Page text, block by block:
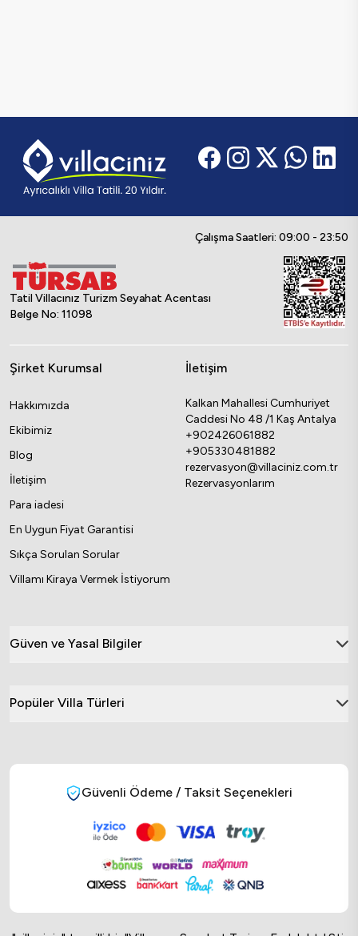
Çalışma Saatleri: 09:00 - 23:50
Tatil Villacınız Turizm Seyahat Acentası
Belge No: 11098
Şirket Kurumsal
Hakkımızda
Ekibimiz
Blog
İletişim
Para iadesi
En Uygun Fiyat Garantisi
Sıkça Sorulan Sorular
Villamı Kiraya Vermek İstiyorum
İletişim
Kalkan Mahallesi Cumhuriyet
Caddesi No 48 /1 Kaş Antalya
+902426061882
+905330481882
rezervasyon@villaciniz.com.tr
Rezervasyonlarım
Güven ve Yasal Bilgiler
Popüler Villa Türleri
Güvenli Ödeme / Taksit Seçenekleri